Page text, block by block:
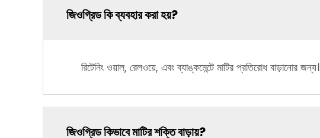
জিওগ্রিড কি ব্যবহার করা হয়?
রিটেনিং ওয়াল, রেলওয়ে, এবং ব্যাঙ্কমেন্টে মাটির প্রতিরোধ বাড়ানোর জন্য।
জিওগ্রিড কিভাবে মাটির শক্তি বাড়ায়?